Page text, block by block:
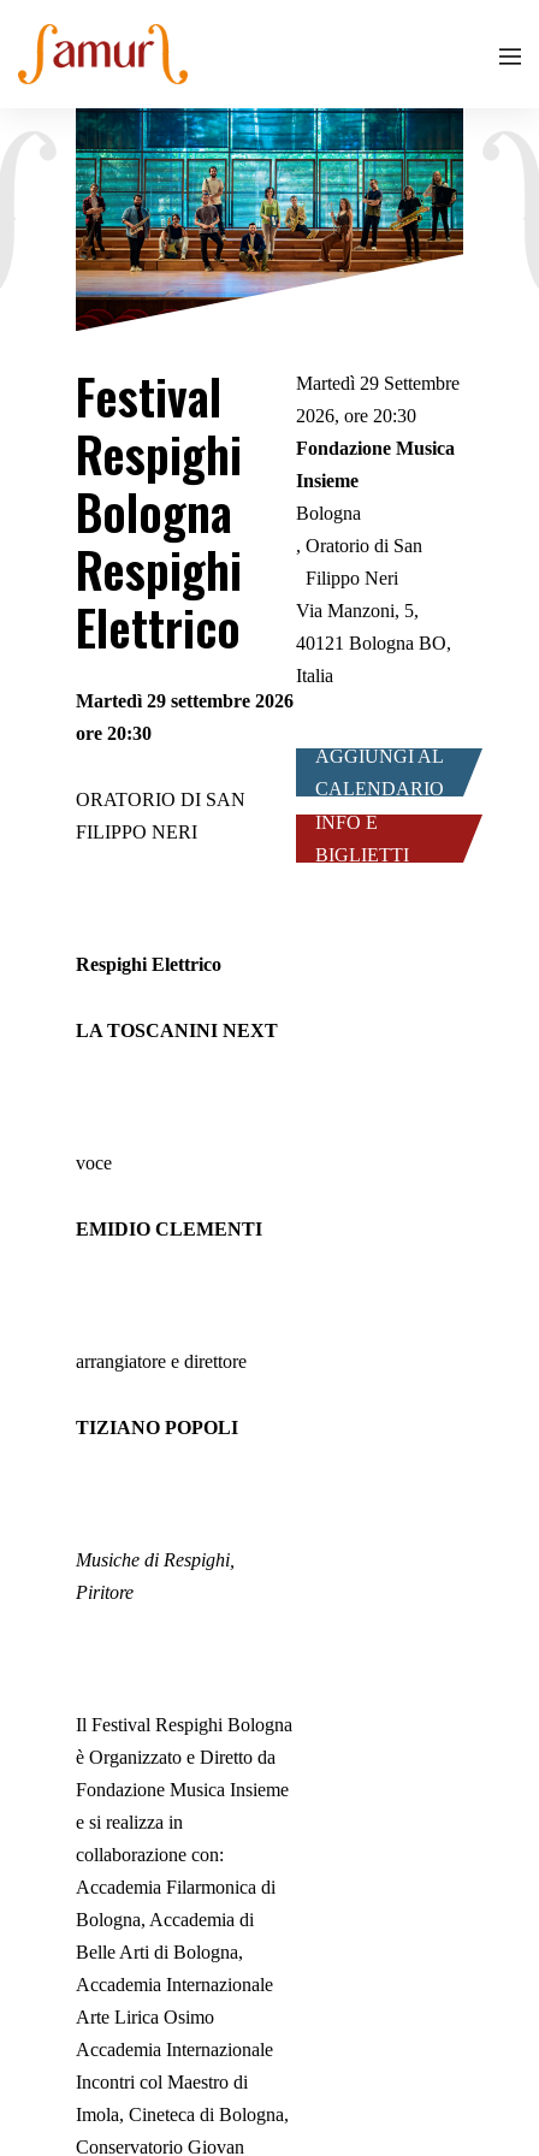
Festival
Respighi
Bologna
Respighi
Elettrico
Martedì 29 settembre 2026
ore 20:30
ORATORIO DI SAN
FILIPPO NERI
Respighi Elettrico
LA TOSCANINI NEXT
voce
EMIDIO CLEMENTI
arrangiatore e direttore
TIZIANO POPOLI
Musiche di Respighi,
Piritore
Il Festival Respighi Bologna
è Organizzato e Diretto da
Fondazione Musica Insieme
e si realizza in
collaborazione con:
Accademia Filarmonica di
Bologna, Accademia di
Belle Arti di Bologna,
Accademia Internazionale
Arte Lirica Osimo
Accademia Internazionale
Incontri col Maestro di
Imola, Cineteca di Bologna,
Conservatorio Giovan
Martedì 29 Settembre
2026, ore 20:30
Fondazione Musica
Insieme
Bologna
Oratorio di San
Filippo Neri
Via Manzoni, 5,
40121 Bologna BO,
Italia
AGGIUNGI AL
CALENDARIO
INFO E
BIGLIETTI